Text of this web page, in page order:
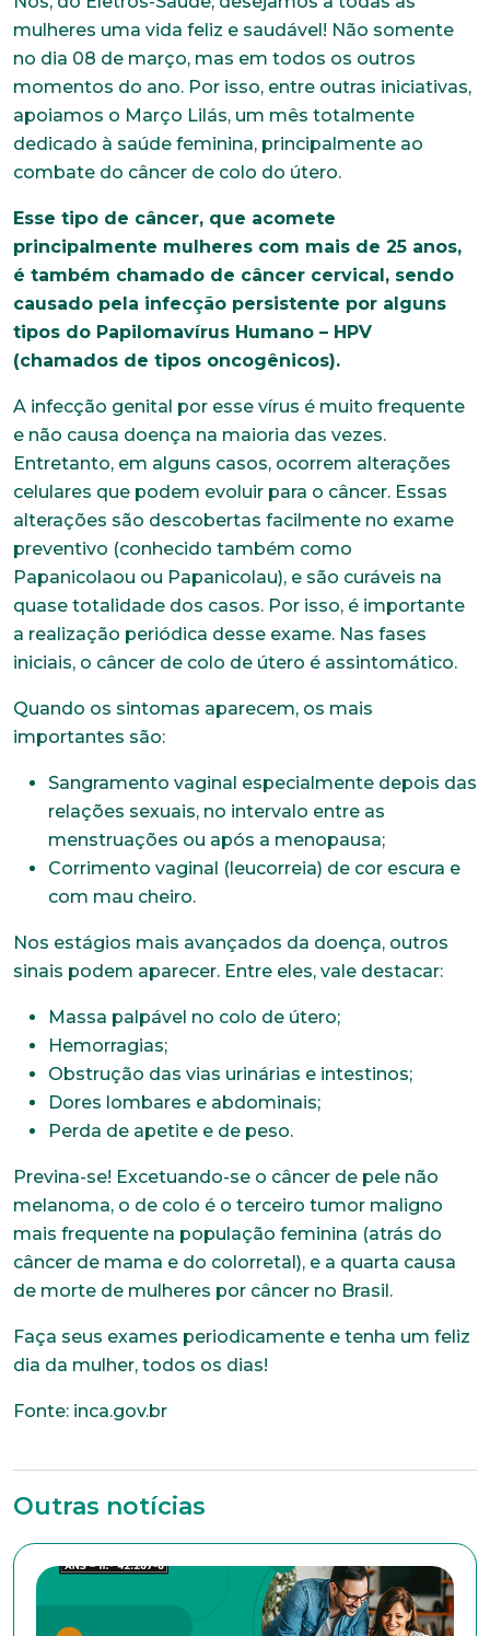
mulheres uma vida feliz e saudável! Não somente
no dia 08 de março, mas em todos os outros
momentos do ano. Por isso, entre outras iniciativas,
apoiamos o Março Lilás, um mês totalmente
dedicado à saúde feminina, principalmente ao
combate do câncer de colo do útero.
Esse tipo de câncer, que acomete
principalmente mulheres com mais de 25 anos,
é também chamado de câncer cervical, sendo
causado pela infecção persistente por alguns
tipos do Papilomavírus Humano – HPV
(chamados de tipos oncogênicos).
A infecção genital por esse vírus é muito frequente
e não causa doença na maioria das vezes.
Entretanto, em alguns casos, ocorrem alterações
celulares que podem evoluir para o câncer. Essas
alterações são descobertas facilmente no exame
preventivo (conhecido também como
Papanicolaou ou Papanicolau), e são curáveis na
quase totalidade dos casos. Por isso, é importante
a realização periódica desse exame. Nas fases
iniciais, o câncer de colo de útero é assintomático.
Quando os sintomas aparecem, os mais
importantes são:
Sangramento vaginal especialmente depois das
relações sexuais, no intervalo entre as
menstruações ou após a menopausa;
Corrimento vaginal (leucorreia) de cor escura e
com mau cheiro.
Nos estágios mais avançados da doença, outros
sinais podem aparecer. Entre eles, vale destacar:
Massa palpável no colo de útero;
Hemorragias;
Obstrução das vias urinárias e intestinos;
Dores lombares e abdominais;
Perda de apetite e de peso.
Previna-se! Excetuando-se o câncer de pele não
melanoma, o de colo é o terceiro tumor maligno
mais frequente na população feminina (atrás do
câncer de mama e do colorretal), e a quarta causa
de morte de mulheres por câncer no Brasil.
Faça seus exames periodicamente e tenha um feliz
dia da mulher, todos os dias!
Fonte: inca.gov.br
Outras notícias
Trabalhe conosco
colaboradores. Preencha todos os dados abaixo e
anexe seu currículo.